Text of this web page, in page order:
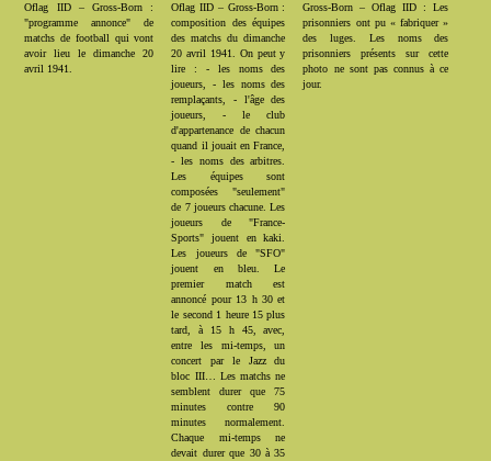
Oflag IID – Gross-Born :
"programme annonce" de
matchs de football qui vont
avoir lieu le dimanche 20
avril 1941.
Oflag IID – Gross-Born :
composition des équipes
des matchs du dimanche
20 avril 1941. On peut y
lire : - les noms des
joueurs, - les noms des
remplaçants, - l'âge des
joueurs, - le club
d'appartenance de chacun
quand il jouait en France,
- les noms des arbitres.
Les équipes sont
composées "seulement"
de 7 joueurs chacune. Les
joueurs de "France-
Sports" jouent en kaki.
Les joueurs de "SFO"
jouent en bleu. Le
premier match est
annoncé pour 13 h 30 et
le second 1 heure 15 plus
tard, à 15 h 45, avec,
entre les mi-temps, un
concert par le Jazz du
bloc III… Les matchs ne
semblent durer que 75
minutes contre 90
minutes normalement.
Chaque mi-temps ne
devait durer que 30 à 35
Gross-Born – Oflag IID : Les
prisonniers ont pu « fabriquer »
des luges. Les noms des
prisonniers présents sur cette
photo ne sont pas connus à ce
jour.